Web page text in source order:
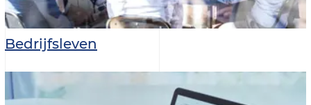
Bedrijfsleven